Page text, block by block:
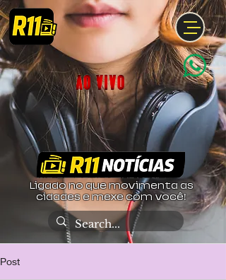
Ligado no que movimenta as
cidades e mexe com você!
Post